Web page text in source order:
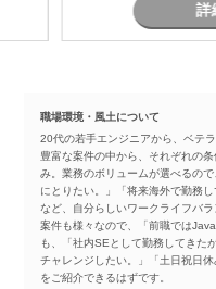
詳
職場環境・風土について
20代の若手エンジニアから、ベテ
豊富な案件の中から、それぞれの
み。業務のボリュームが選べるの
にとりたい。」「将来海外で勤務
など、自分らしいワークライフバラ
案件も様々なので、「前職では
も、「社内SEとして勤務してきた
チャレンジしたい。」「土日祝日
をご紹介できるはずです。